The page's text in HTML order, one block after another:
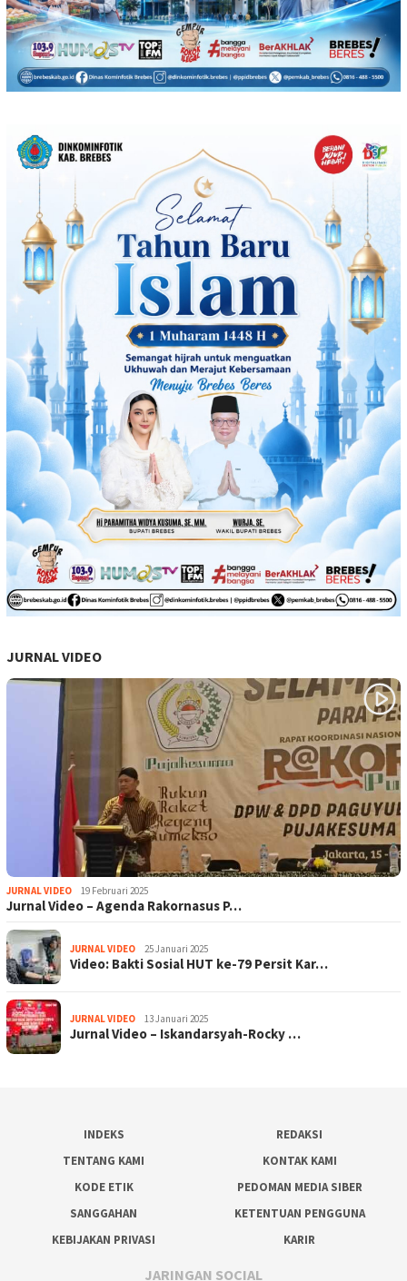
JURNAL VIDEO
JURNAL VIDEO 19 Februari 2025
Jurnal Video – Agenda Rakornasus P…
JURNAL VIDEO 25 Januari 2025
Video: Bakti Sosial HUT ke-79 Persit Kar…
JURNAL VIDEO 13 Januari 2025
Jurnal Video – Iskandarsyah-Rocky …
INDEKS
REDAKSI
TENTANG KAMI
KONTAK KAMI
KODE ETIK
PEDOMAN MEDIA SIBER
SANGGAHAN
KETENTUAN PENGGUNA
KEBIJAKAN PRIVASI
KARIR
JARINGAN SOCIAL